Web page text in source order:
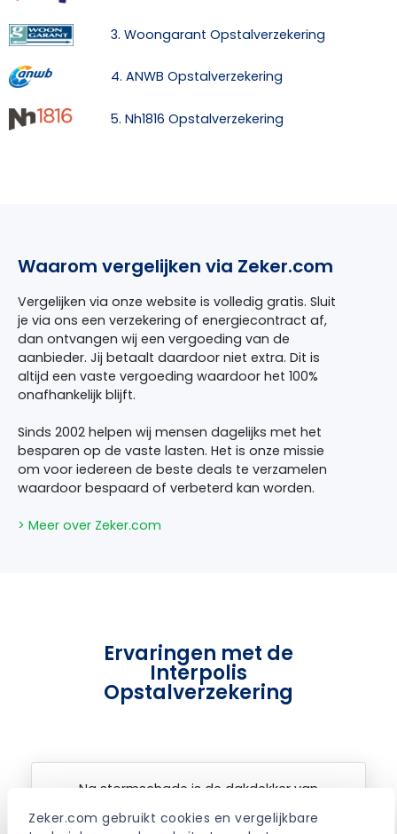
Zeker.com gebruikt cookies en vergelijkbare
3. Woongarant Opstalverzekering
4. ANWB Opstalverzekering
5. Nh1816 Opstalverzekering
Waarom vergelijken via Zeker.com
Vergelijken via onze website is volledig gratis. Sluit
je via ons een verzekering of energiecontract af,
dan ontvangen wij een vergoeding van de
aanbieder. Jij betaalt daardoor niet extra. Dit is
altijd een vaste vergoeding waardoor het 100%
onafhankelijk blijft.
Sinds 2002 helpen wij mensen dagelijks met het
besparen op de vaste lasten. Het is onze missie
om voor iedereen de beste deals te verzamelen
waardoor bespaard of verbeterd kan worden.
> Meer over Zeker.com
Ervaringen met de
Interpolis
Opstalverzekering
Na stormschade is de dakdekker van
en er was lekkage in het dakkapel. De claim is